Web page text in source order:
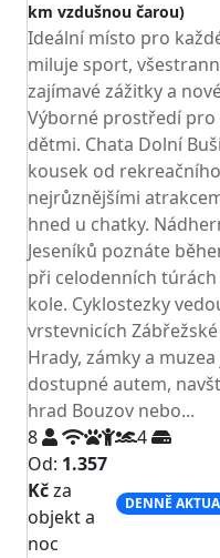
km vzdušnou čarou)
Ideální místo pro
miluje sport,
zajímavé zážitky a
Výborné prostředí pro
dětmi. Chata Dolní
kousek od
nejrůznějšími
hned u chatky.
Jeseníků poznáte
při celodenních túrách
kole. Cyklostezky
vrstevnicích
Hrady, zámky a
dostupné autem,
hrad Bouzov nebo...
8
4
Od: 1.357
Kčza
objekt a
noc
DENNĚ